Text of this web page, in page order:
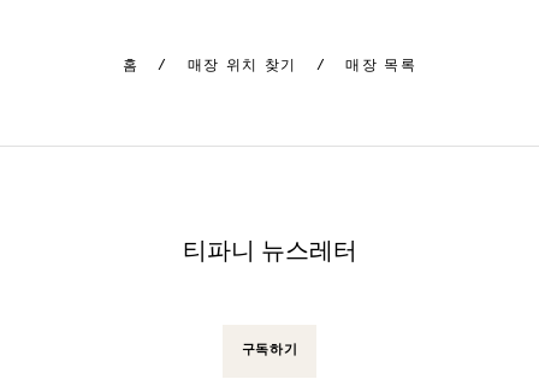
홈 / 매장 위치 찾기 / 매장 목록
티파니 뉴스레터
구독하기